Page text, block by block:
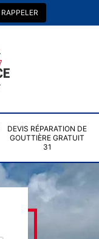
DEVIS RÉPARATION DE
GOUTTIÈRE GRATUIT
31